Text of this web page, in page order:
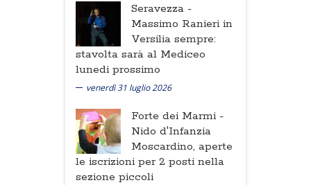
Seravezza -
Massimo Ranieri in
Versilia sempre:
stavolta sarà al Mediceo
lunedi prossimo
venerdì 31 luglio 2026
Forte dei Marmi -
Nido d'Infanzia
Moscardino, aperte
le iscrizioni per 2 posti nella
sezione piccoli